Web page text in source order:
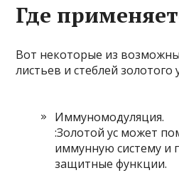
Где
Вот некоторые из
листьев и стеблей золотого
Иммуномодуляция.
:Золотой ус может
иммунную систему и
защитные функции.